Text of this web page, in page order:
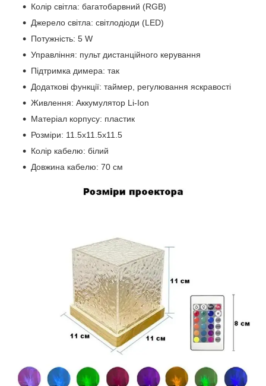
Колір світла: багатобарвний (RGB)
Джерело світла: світлодіоди (LED)
Потужність: 5 W
Управління: пульт дистанційного керування
Підтримка димера: так
Додаткові функції: таймер, регулювання яскравості
Живлення: Аккумулятор Li-Ion
Матеріал корпусу: пластик
Розміри: 11.5x11.5x11.5
Колір кабелю: білий
Довжина кабелю: 70 см